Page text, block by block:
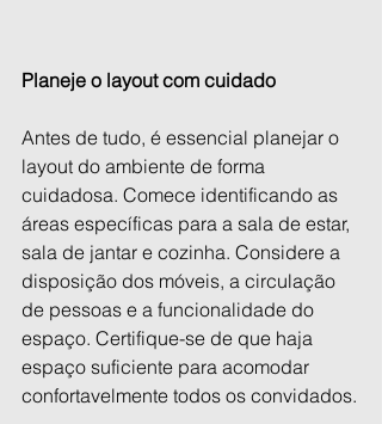
Planeje o layout com cuidado
Antes de tudo, é essencial planejar o
layout do ambiente de forma
cuidadosa. Comece identificando as
áreas específicas para a sala de estar,
sala de jantar e cozinha. Considere a
disposição dos móveis, a circulação
de pessoas e a funcionalidade do
espaço. Certifique-se de que haja
espaço suficiente para acomodar
confortavelmente todos os convidados.